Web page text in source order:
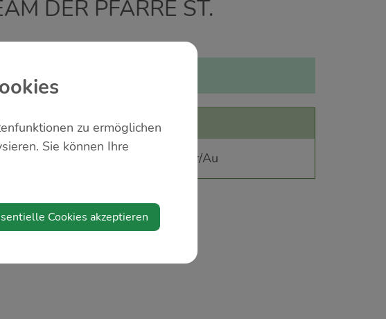
DER PFARRE ST.
der Pfarre St. Peter/Au
zu ermöglichen
Sie können Ihre
Cookies akzeptieren